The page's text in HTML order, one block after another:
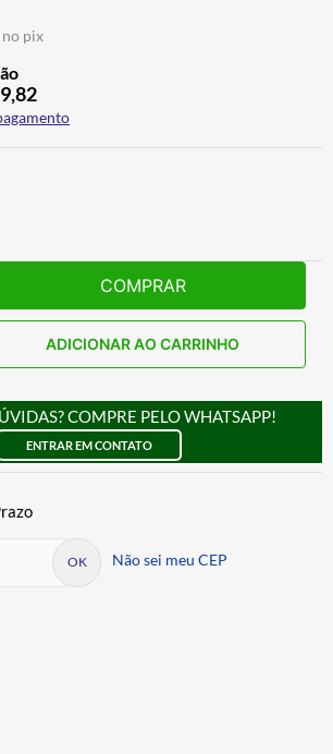
no pix
,82
COMPRAR
ADICIONAR AO CARRINHO
COMPRE PELO WHATSAPP!
ENTRAR EM CONTATO
Não sei meu CEP